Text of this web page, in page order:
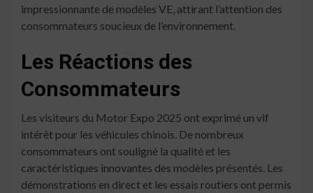
impressionnante de modèles VE, attirant l’attention des
consommateurs soucieux de l’environnement.
Les Réactions des
Consommateurs
Les visiteurs du Motor Expo 2025 ont exprimé un vif
intérêt pour les véhicules chinois. De nombreux
consommateurs ont souligné la qualité et les
caractéristiques innovantes des modèles présentés. Les
démonstrations en direct et les essais routiers ont permis